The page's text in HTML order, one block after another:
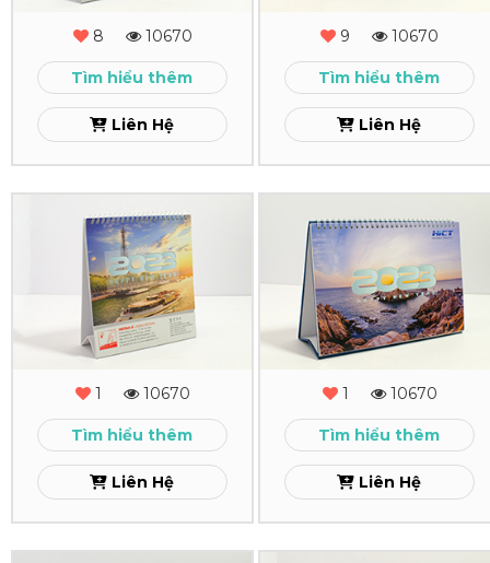
Xem
8 10670
Tìm hiểu thêm
Liên Hệ
Xem
9 10670
Tìm hiểu thêm
Liên Hệ
Hương
Xem
1 10670
Tìm hiểu thêm
Liên Hệ
Lịch
Bàn
Xem
1 10670
Tìm hiểu thêm
Liên Hệ